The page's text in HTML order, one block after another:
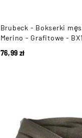
Brubeck - Bokserki
Merino - Grafitowe -
76,99 zł